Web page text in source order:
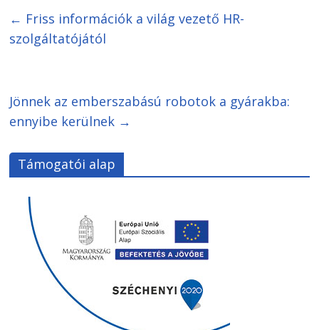
← Friss információk a világ vezető HR-
szolgáltatójától
Jönnek az emberszabású robotok a gyárakba:
ennyibe kerülnek →
Támogatói alap